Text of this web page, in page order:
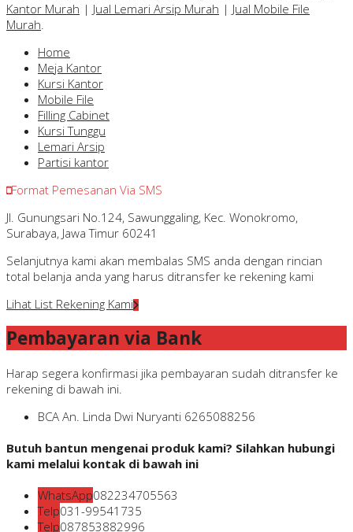
Kantor Murah | Jual Lemari Arsip Murah | Jual Mobile File
Murah
Home
Meja Kantor
Kursi Kantor
Mobile File
Filling Cabinet
Kursi Tunggu
Lemari Arsip
Partisi kantor
Format Pemesanan Via SMS
Jl. Gunungsari No.124, Sawunggaling, Kec. Wonokromo,
Surabaya, Jawa Timur 60241
Selanjutnya kami akan membalas SMS anda dengan rincian
total belanja anda yang harus ditransfer ke rekening kami
Lihat List Rekening Kami
Pembayaran via Bank
Harap segera konfirmasi jika pembayaran sudah ditransfer ke
rekening di bawah ini.
BCA An. Linda Dwi Nuryanti 6265088256
Butuh bantun mengenai produk kami? Silahkan hubungi
kami melalui kontak di bawah ini
WhatsApp082234705563
Telp031-99541735
Telp087853882996